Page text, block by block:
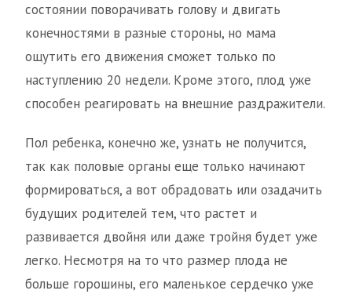
состоянии поворачивать голову и двигать
конечностями в разные стороны, но мама
ощутить его движения сможет только по
наступлению 20 недели. Кроме этого, плод уже
способен реагировать на внешние раздражители.
Пол ребенка, конечно же, узнать не получится,
так как половые органы еще только начинают
формироваться, а вот обрадовать или озадачить
будущих родителей тем, что растет и
развивается двойня или даже тройня будет уже
легко. Несмотря на то что размер плода не
больше горошины, его маленькое сердечко уже